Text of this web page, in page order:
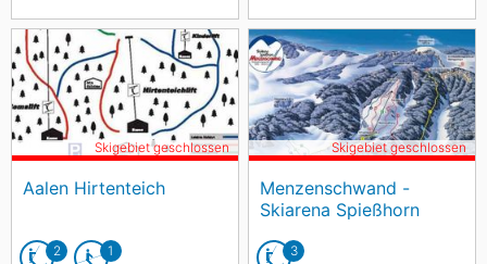
Aalen Hirtenteich
Skigebiet geschlossen
2 1
Menzenschwand -
Skiarena Spießhorn
Skigebiet geschlossen
3